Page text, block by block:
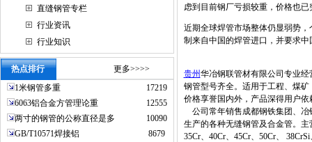
直缝钢管专栏
行业资讯
行业知识
热点排行
更多>>>>
1米钢管多重
17219
6063铝合金方管理论重
12555
两寸的钢管的公称直径是多
10090
GB/T10571焊接铝
8679
虑到目前钢厂亏损较重，价格也
近期全球焊管市场整体仍显弱势
制来自中国的焊管进口，并要求
贵州华冶钢联管材有限公司专业经
钢管型号齐全。适用于工程、煤
价格享誉国内外，产品深得用户依
公司常年销售成都钢铁集团、冶
生产的各种无缝钢管及合金管。主
35Cr、40Cr、45Cr、50Cr、